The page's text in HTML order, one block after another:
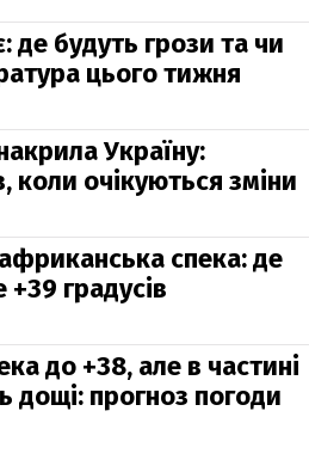
де будуть грози та чи
цього тижня
Україну:
коли очікуються зміни
спека: де
градусів
до +38, але в частині
дощі: прогноз погоди